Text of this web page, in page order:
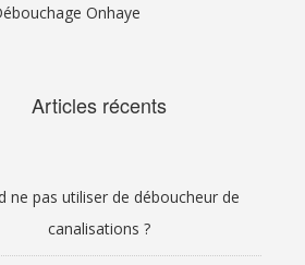
Onhaye
Articles récents
ne pas utiliser de déboucheur de
canalisations ?